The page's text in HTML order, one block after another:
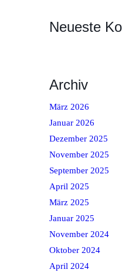
Neueste
Archiv
März 2026
Januar 2026
Dezember 2025
November 2025
September 2025
April 2025
März 2025
Januar 2025
November 2024
Oktober 2024
April 2024